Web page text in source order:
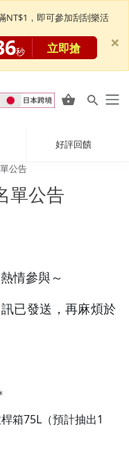
好評回饋
公告
單公告
情參與～
已發送，再麻煩於
箱75L（預計抽出1
NT$1，即可參加刮刮樂活
秒 立即搶 ×